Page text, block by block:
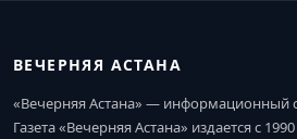
ВЕЧЕРНЯЯ АСТАНА
«Вечерняя Астана» — информационный
Газета «Вечерняя Астана» издается с